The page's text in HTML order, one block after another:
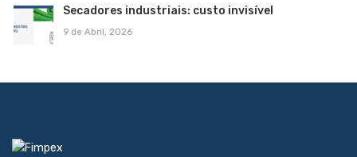
Secadores industriais: custo invisível
9 de Abril, 2026